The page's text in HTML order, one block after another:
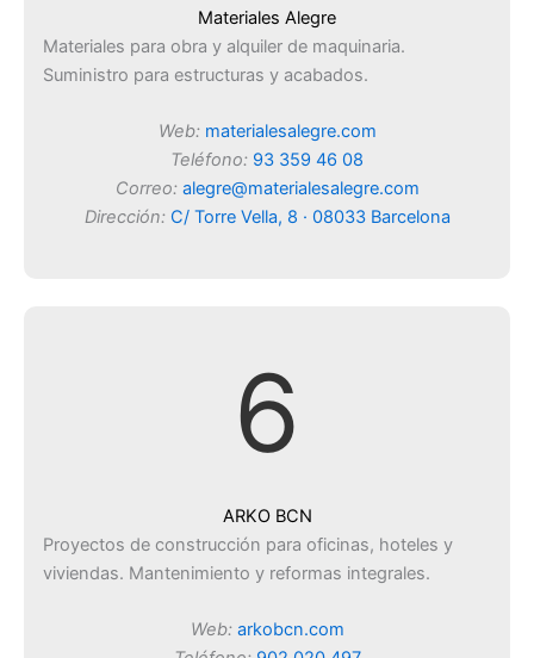
Materiales Alegre
Materiales para obra y alquiler de maquinaria.
Suministro para estructuras y acabados.
Web: materialesalegre.com
Teléfono: 93 359 46 08
Correo: alegre@materialesalegre.com
Dirección: C/ Torre Vella, 8 · 08033 Barcelona
6
ARKO BCN
Proyectos de construcción para oficinas, hoteles y
viviendas. Mantenimiento y reformas integrales.
Web: arkobcn.com